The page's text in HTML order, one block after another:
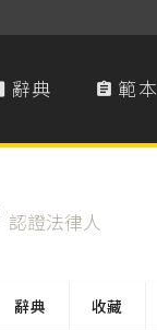
辭典  範本
認證法律人
辭典 收藏